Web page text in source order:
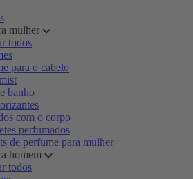
mulher
todos
para o cabelo
banho
com o corpo
perfumados
de perfume para mulher
homem
todos